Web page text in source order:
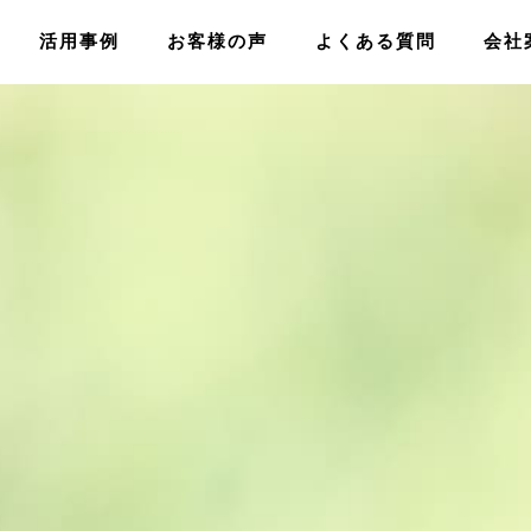
活用事例 お客様の声 よくある質問 会社